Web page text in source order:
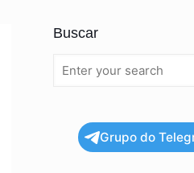
Buscar
Grupo do